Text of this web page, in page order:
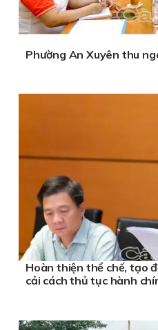
Phường An Xuyên thu
Hoàn thiện thể chế, tạo
cải cách thủ tục hành